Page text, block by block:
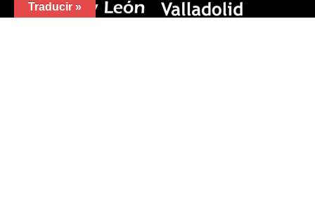
Traducir »